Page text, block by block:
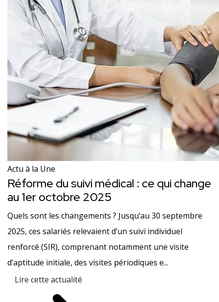
Actu à la Une
Réforme du suivi médical : ce qui change
au 1er octobre 2025
Quels sont les changements ? Jusqu’au 30 septembre
2025, ces salariés relevaient d’un suivi individuel
renforcé (SIR), comprenant notamment une visite
d’aptitude initiale, des visites périodiques e...
Lire cette actualité